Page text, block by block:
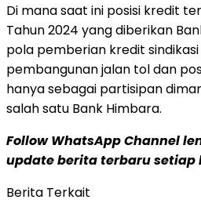
Di mana saat ini posisi kredit
Tahun 2024 yang diberikan
pola pemberian kredit
pembangunan jalan tol dan
hanya sebagai partisipan
salah satu Bank Himbara.
Follow WhatsApp Channel
update berita terbaru setiap
Berita Terkait